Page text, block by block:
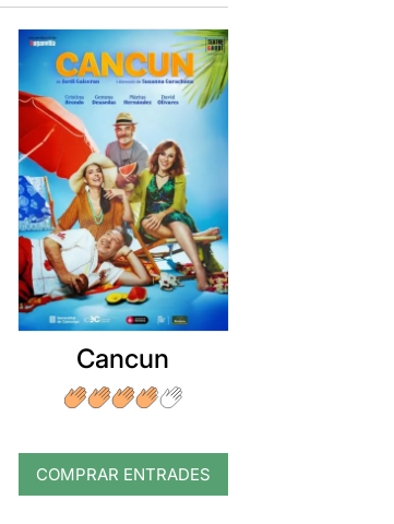
Cancun
COMPRAR ENTRADES